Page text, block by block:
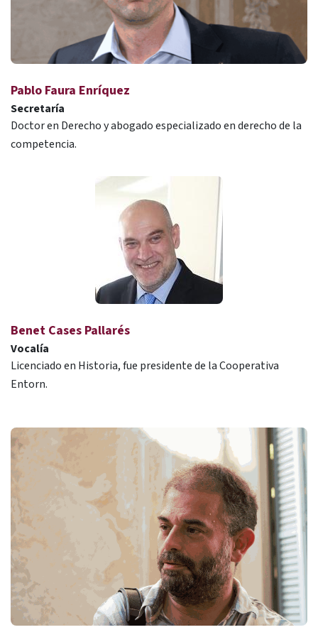
Pablo Faura Enríquez
Secretaría
Doctor en Derecho y abogado especializado en derecho de la
competencia.
Benet Cases Pallarés
Vocalía
Licenciado en Historia, fue presidente de la Cooperativa
Entorn.